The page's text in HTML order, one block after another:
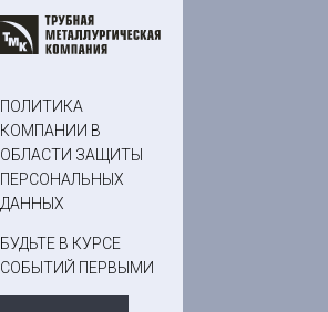
ПОЛИТИКА
КОМПАНИИ В
ОБЛАСТИ ЗАЩИТЫ
ПЕРСОНАЛЬНЫХ
ДАННЫХ
БУДЬТЕ В КУРСЕ
СОБЫТИЙ ПЕРВЫМИ